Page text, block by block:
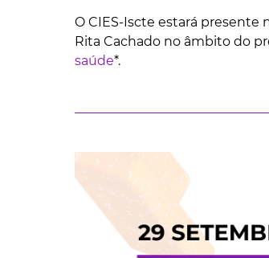
O CIES-Iscte estará presente
Rita Cachado no âmbito do
saúde*.